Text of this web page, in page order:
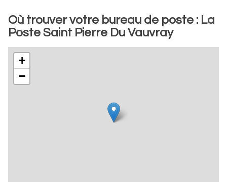
Où trouver votre bureau de poste : La
Poste Saint Pierre Du Vauvray
+
−